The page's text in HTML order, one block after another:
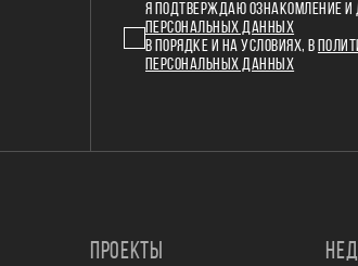
Я ПОДТВЕРЖДАЮ ОЗНАКОМЛЕНИЕ И
ПЕРСОНАЛЬНЫХ ДАННЫХ
В ПОРЯДКЕ И НА УСЛОВИЯХ, В
ПЕРСОНАЛЬНЫХ ДАННЫХ
ПРОЕКТЫ